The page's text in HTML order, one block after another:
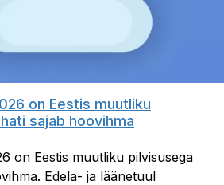
on Eestis muutliku
sajab hoovihma
on Eestis muutliku pilvisusega
Edela- ja läänetuul